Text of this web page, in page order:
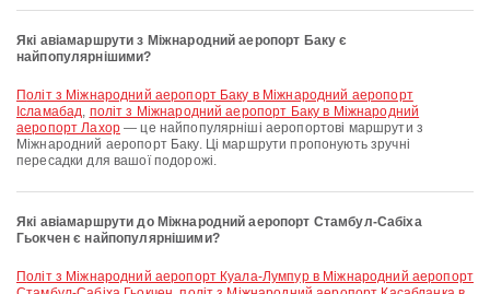
Які авіамаршрути з Міжнародний аеропорт Баку є
найпопулярнішими?
політ з Міжнародний аеропорт Баку в Міжнародний аеропорт
Ісламабад, політ з Міжнародний аеропорт Баку в Міжнародний
аеропорт Лахор— це найпопулярніші аеропортові маршрути з
Міжнародний аеропорт Баку. Ці маршрути пропонують зручні
пересадки для вашої подорожі.
Які авіамаршрути до Міжнародний аеропорт Стамбул-Сабіха
Гьокчен є найпопулярнішими?
політ з Міжнародний аеропорт Куала-Лумпур в Міжнародний аеропорт